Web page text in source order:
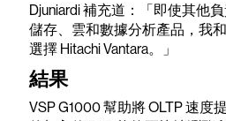
Djuniardi 補充道：「即使其他
儲存、雲和數據分析產品，我
選擇 Hitachi Vantara。」
結果
VSP G1000 幫助將 OLTP 速度